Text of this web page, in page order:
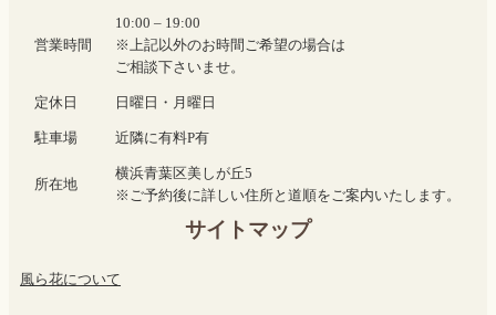
営業時間
10:00 – 19:00
※上記以外のお時間ご希望の場合は
ご相談下さいませ。
定休日 日曜日・月曜日
駐車場 近隣に有料P有
所在地
横浜青葉区美しが丘5
※ご予約後に詳しい住所と道順をご案内いたします。
サイトマップ
風ら花について